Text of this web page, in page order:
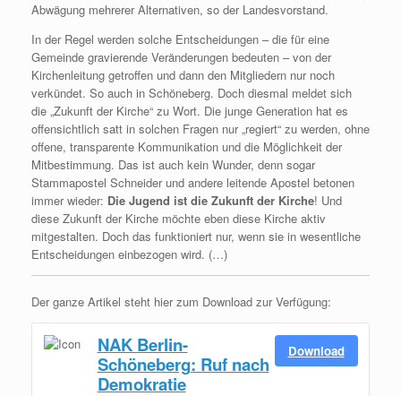
Abwägung mehrerer Alternativen, so der Landesvorstand.
In der Regel werden solche Entscheidungen – die für eine
Gemeinde gravierende Veränderungen bedeuten – von der
Kirchenleitung getroffen und dann den Mitgliedern nur noch
verkündet. So auch in Schöneberg. Doch diesmal meldet sich
die „Zukunft der Kirche“ zu Wort. Die junge Generation hat es
offensichtlich satt in solchen Fragen nur „regiert“ zu werden, ohne
offene, transparente Kommunikation und die Möglichkeit der
Mitbestimmung. Das ist auch kein Wunder, denn sogar
Stammapostel Schneider und andere leitende Apostel betonen
immer wieder: Die Jugend ist die Zukunft der Kirche! Und
diese Zukunft der Kirche möchte eben diese Kirche aktiv
mitgestalten. Doch das funktioniert nur, wenn sie in wesentliche
Entscheidungen einbezogen wird. (…)
Der ganze Artikel steht hier zum Download zur Verfügung:
NAK Berlin-
Schöneberg: Ruf nach
Demokratie
Download